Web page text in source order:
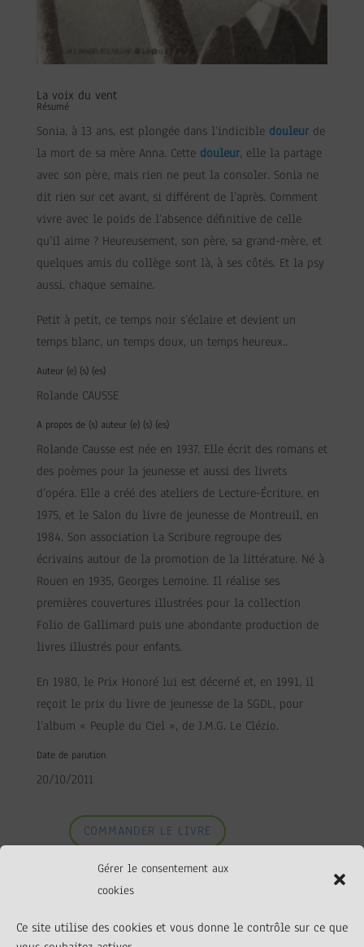
Gérer le consentement aux
cookies
Ce site utilise des cookies et vous donne le contrôle sur ce que
La voix du vent
Résumé
Sonia, à 13 ans, est plongée dans l’indicible douleurde
la mort de sa mère Anna. Cette douleur, elle la partage
avec son père, mais rien ne peut la consoler. Sonia ne
dit rien sur cet avant, si différent de l’après. Comment
vivre avec le poids de l’absence définitive de celle
qu’il aime ? Heureusement, son père, sa grand-mère, et
quelques amis du collège sont là, à ses côtés. Et la psy
aussi, chaque semaine.
Petit à petit, ce temps noir s’éclaire et devient un
temps blanc, un temps doux, un temps heureux..
Auteur (e) (s) (es)
Rolande CAUSSE
A propos de (s) auteur (e) (s) (es)
Rolande Causse est née en 1937. Elle écrit des romans et
des poèmes pour la jeunesse et aussi des livrets
d’opéra. Elle a créé des ateliers de Lecture-Écriture, en
1975, et le Salon du livre de jeunesse de Montreuil, en
1984. Son association La Scribure regroupe des
écrivains autour de la promotion de la littérature. Né à
Rouen en 1935, Georges Lemoine. Il réalise ses
premières couvertures illustrées pour la collection
Folio de Gallimard puis une abondante production de
livres illustrés pour enfants.
En 1980, le Prix Honoré lui est décerné et, en 1991, il
reçoit le prix du livre de jeunesse de la SGDL, pour
l’album « Peuple du Ciel », de J.M.G. Le Clézio.
Date de parution
20/10/2011
COMMANDER LE LIVRE